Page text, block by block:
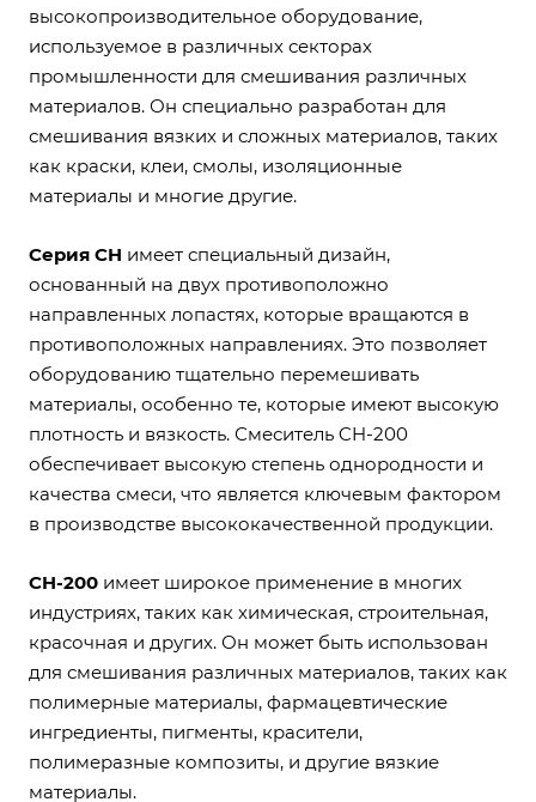
высокопроизводительное оборудование,
используемое в различных секторах
промышленности для смешивания различных
материалов. Он специально разработан для
смешивания вязких и сложных материалов, таких
как краски, клеи, смолы, изоляционные
материалы и многие другие.
Серия CH имеет специальный дизайн,
основанный на двух противоположно
направленных лопастях, которые вращаются в
противоположных направлениях. Это позволяет
оборудованию тщательно перемешивать
материалы, особенно те, которые имеют высокую
плотность и вязкость. Смеситель CH-200
обеспечивает высокую степень однородности и
качества смеси, что является ключевым фактором
в производстве высококачественной продукции.
CH-200 имеет широкое применение в многих
индустриях, таких как химическая, строительная,
красочная и других. Он может быть использован
для смешивания различных материалов, таких как
полимерные материалы, фармацевтические
ингредиенты, пигменты, красители,
полимеразные композиты, и другие вязкие
материалы.